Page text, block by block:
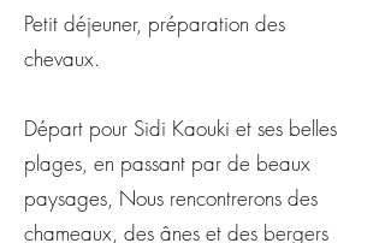
Petit déjeuner, préparation des
chevaux.
Départ pour Sidi Kaouki et ses belles
plages, en passant par de beaux
paysages, Nous rencontrerons des
chameaux, des ânes et des bergers